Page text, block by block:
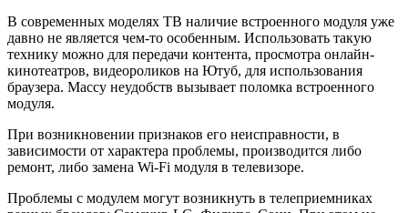
В современных моделях ТВ наличие встроенного модуля уже
давно не является чем-то особенным. Использовать такую
технику можно для передачи контента, просмотра онлайн-
кинотеатров, видеороликов на Ютуб, для использования
браузера. Массу неудобств вызывает поломка встроенного
модуля.
При возникновении признаков его неисправности, в
зависимости от характера проблемы, производится либо
ремонт, либо замена Wi-Fi модуля в телевизоре.
Проблемы с модулем могут возникнуть в телеприемниках